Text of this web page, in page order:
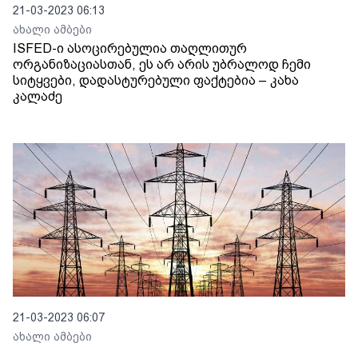
21-03-2023 06:13
ახალი ამბები
ISFED-ი ასოცირებულია თაღლითურ
ორგანიზაციასთან, ეს არ არის უბრალოდ ჩემი
სიტყვები, დადასტურებული ფაქტებია – კახა
კალაძე
21-03-2023 06:07
ახალი ამბები